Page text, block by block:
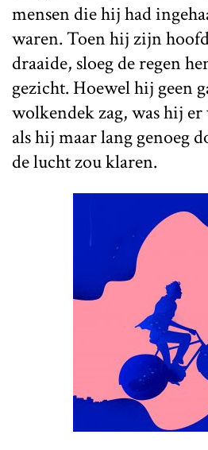
mensen die hij had
waren. Toen hij zijn
draaide, sloeg de regen
gezicht. Hoewel hij geen
wolkendek zag, was hij
als hij maar lang genoeg
de lucht zou klaren.